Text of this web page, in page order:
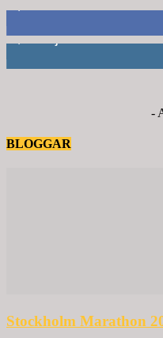
-
BLOGGAR
Stockholm Marathon